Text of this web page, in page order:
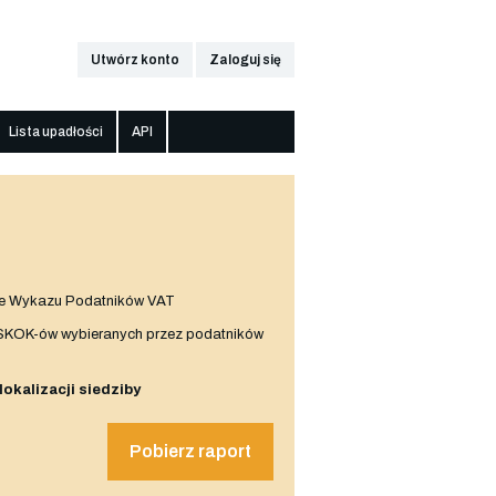
Utwórz konto Zaloguj się
Lista upadłości API
Wykazu Podatników VAT
ów wybieranych przez podatników
lokalizacji siedziby
Pobierz raport